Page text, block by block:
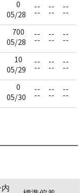
0
05/28
--
--
--
--
--
--
700
05/28
--
--
--
--
--
--
10
05/29
--
--
--
--
--
--
0
05/30
--
--
--
--
--
--